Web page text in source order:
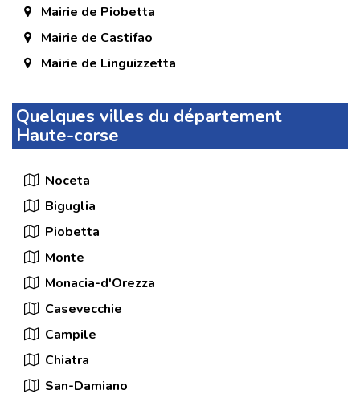
Mairie de Piobetta
Mairie de Castifao
Mairie de Linguizzetta
Quelques villes du département
Haute-corse
Noceta
Biguglia
Piobetta
Monte
Monacia-d'Orezza
Casevecchie
Campile
Chiatra
San-Damiano